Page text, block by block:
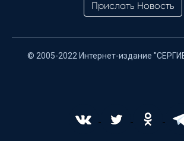
Прислать Новость
© 2005-2022 Интернет-издание